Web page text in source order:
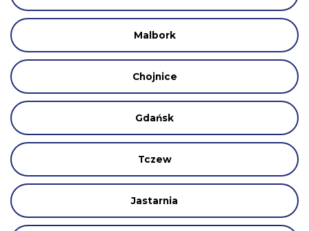
Malbork
Chojnice
Gdańsk
Tczew
Jastarnia